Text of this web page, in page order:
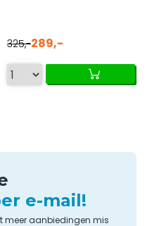
325,-289,-
e-mail!
meer aanbiedingen mis